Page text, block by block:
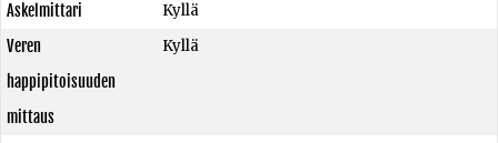
Askelmittari
Kyllä
Veren
happipitoisuuden
mittaus
Kyllä